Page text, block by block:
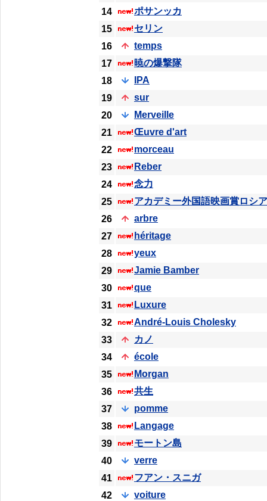
14
ポサンッカ
15
セリン
16
temps
17
暁の爆撃隊
18
IPA
19
sur
20
Merveille
21
Œuvre d'art
22
morceau
23
Reber
24
念力
25
アカデミー外国語映画賞ロシ
26
arbre
27
héritage
28
yeux
29
Jamie Bamber
30
que
31
Luxure
32
André-Louis Cholesky
33
カノ
34
école
35
Morgan
36
共生
37
pomme
38
Langage
39
モートン島
40
verre
41
フアン・スニガ
42
voiture